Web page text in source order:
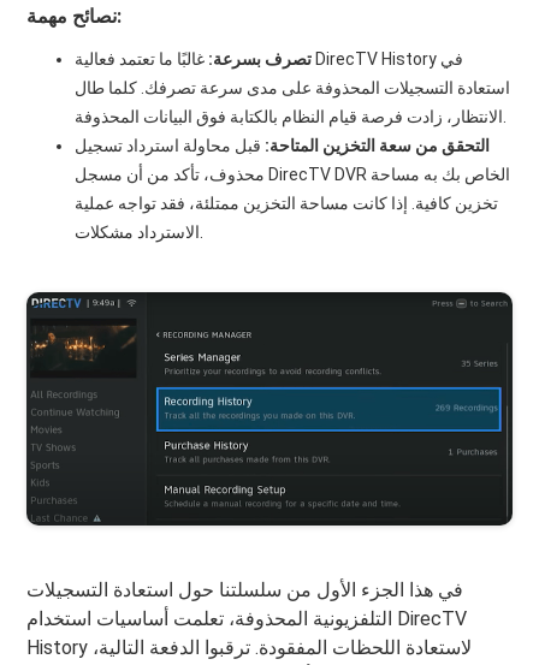
نصائح مهمة:
تصرف بسرعة: غالبًا ما تعتمد فعالية DirecTV History في
استعادة التسجيلات المحذوفة على مدى سرعة تصرفك. كلما طال
التحقق من سعة التخزين المتاحة: قبل محاولة استرداد تسجيل
محذوف، تأكد من أن مسجل DirecTV DVR الخاص بك به مساحة
تخزين كافية. إذا كانت مساحة التخزين ممتلئة، فقد تواجه عملية
في هذا الجزء الأول من سلسلتنا حول استعادة التسجيلات
التلفزيونية المحذوفة، تعلمت أساسيات استخدام DirecTV
History لاستعادة اللحظات المفقودة. ترقبوا الدفعة التالية،